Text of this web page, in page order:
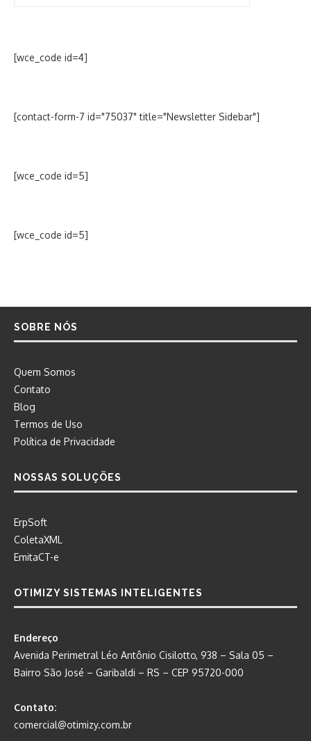
[wce_code id=4]
[contact-form-7 id="75037" title="Newsletter Sidebar"]
[wce_code id=5]
[wce_code id=5]
SOBRE NÓS
Quem Somos
Contato
Blog
Termos de Uso
Política de Privacidade
NOSSAS SOLUÇÕES
ErpSoft
ColetaXML
EmitaCT-e
OTIMIZY SISTEMAS INTELIGENTES
Endereço
Avenida Perimetral Léo Antônio Cisilotto, 938 – Sala 05 –
Bairro São José – Garibaldi – RS – CEP 95720-000
Contato:
comercial@otimizy.com.br